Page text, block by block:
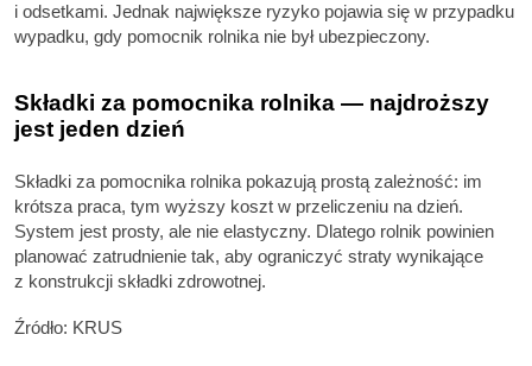
i odsetkami. Jednak największe ryzyko pojawia się w przypadku
wypadku, gdy pomocnik rolnika nie był ubezpieczony.
Składki za pomocnika rolnika — najdroższy
jest jeden dzień
Składki za pomocnika rolnika pokazują prostą zależność: im
krótsza praca, tym wyższy koszt w przeliczeniu na dzień.
System jest prosty, ale nie elastyczny. Dlatego rolnik powinien
planować zatrudnienie tak, aby ograniczyć straty wynikające
z konstrukcji składki zdrowotnej.
Źródło: KRUS